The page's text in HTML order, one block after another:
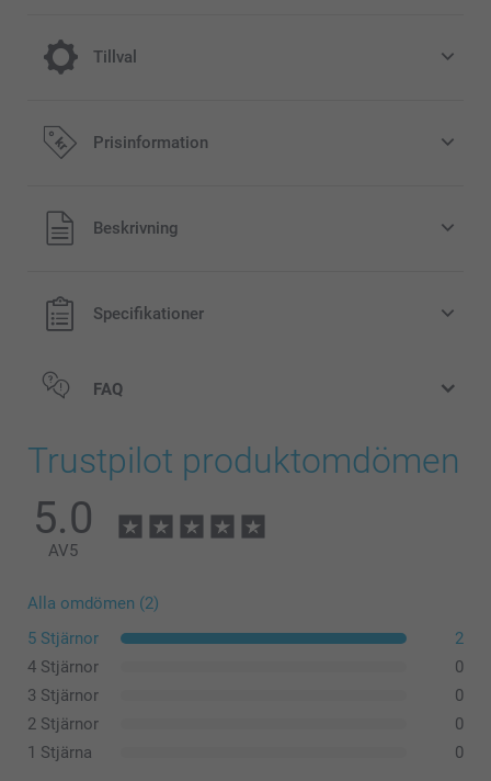
Tillval
Lägg till en Miffy-sparbössa till din
beställning
189,00/styck
Kan användas som dekoration i barnrummet
Lätt att rengöra, tillverkad av dammavvisande, okrossbar
Mått: 12 cm (höjd) x 6 cm (diameter)
Prisinformation
Alla priser är i svenska kronor (SEK), inklusive moms och
exklusive porto.
Beskrivning
Specifikationer
FAQ
Trustpilot produktomdömen
5.0
AV5
Alla omdömen (2)
5 Stjärnor
2
4 Stjärnor
0
3 Stjärnor
0
2 Stjärnor
0
1 Stjärna
0